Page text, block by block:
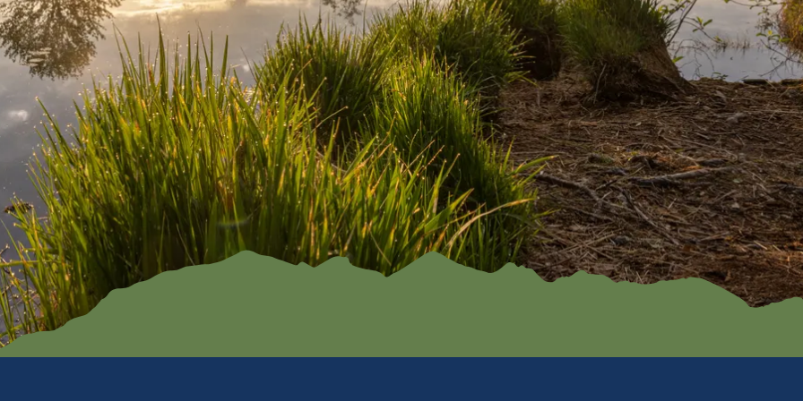
Familien
Kendlmühlfilz
en
Baden
Winter
ramm
Römerregio
n Chiemsee
Bienenregi
on Grassau